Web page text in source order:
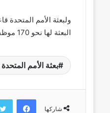
ولبعثة الأمم المتحدة
البعثة لها نحو 170 موظفا منتشرين بين ليبيا وتونس.
بعثة الأمم
شاركها
فيسبوك